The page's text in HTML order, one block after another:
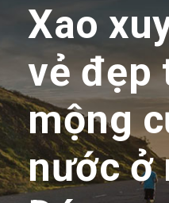
Xao
vẻ đẹp
mộng
nước ở